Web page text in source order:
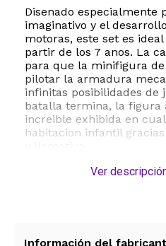
Disenado especialmente
imaginativo y el
motoras, este set es
partir de los 7 anos. La
para que la minifigura
pilotar la armadura
infinitas posibilidades de
batalla termina, la figura
increible exhibida en
habitacion infantil
Con un total de 141
pequenos. Es el regalo
Ver
Información del